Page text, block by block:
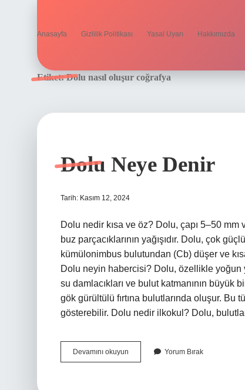
Anasayfa Gizlilik Politikası Yasal Uyarı Hakkımızda
Etiket:Dolu nasıl oluşur coğrafya
Dolu Neye Denir
Tarih: Kasım 12, 2024
Dolu nedir kısa ve öz? Dolu, çapı 5–50
buz parçacıklarının yağışıdır. Dolu, çok
kümülonimbus bulutundan (Cb) düşer ve
Dolu neyin habercisi? Dolu, özellikle yoğun
su damlacıkları ve bulut katmanının büyük
gök gürültülü fırtına bulutlarında oluşur. Bu
gösterebilir. Dolu nedir ilkokul? Dolu,
Devamını okuyun
Neye
Yorum Bırak